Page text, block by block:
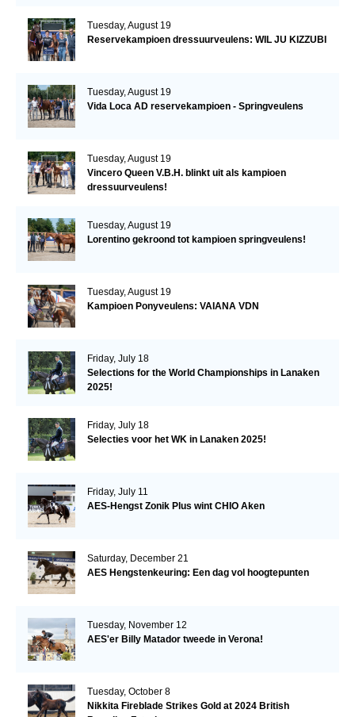
Tuesday, August 19
Reservekampioen dressuurveulens: WIL JU KIZZUBI
Tuesday, August 19
Vida Loca AD reservekampioen - Springveulens
Tuesday, August 19
Vincero Queen V.B.H. blinkt uit als kampioen
dressuurveulens!
Tuesday, August 19
Lorentino gekroond tot kampioen springveulens!
Tuesday, August 19
Kampioen Ponyveulens: VAIANA VDN
Friday, July 18
Selections for the World Championships in Lanaken
2025!
Friday, July 18
Selecties voor het WK in Lanaken 2025!
Friday, July 11
AES-Hengst Zonik Plus wint CHIO Aken
Saturday, December 21
AES Hengstenkeuring: Een dag vol hoogtepunten
Tuesday, November 12
AES'er Billy Matador tweede in Verona!
Tuesday, October 8
Nikkita Fireblade Strikes Gold at 2024 British